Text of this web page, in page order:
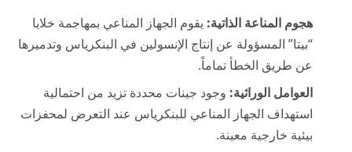
هجوم المناعة الذاتية: يقوم الجهاز المناعي بمهاجمة خلايا
“بيتا” المسؤولة عن إنتاج الإنسولين في البنكرياس وتدميرها
عن طريق الخطأ تماماً.
العوامل الوراثية: وجود جينات محددة تزيد من احتمالية
استهداف الجهاز المناعي للبنكرياس عند التعرض لمحفزات
بيئية خارجية معينة.